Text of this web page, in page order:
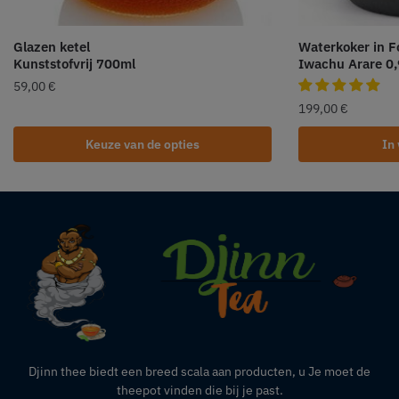
Glazen ketel
Kunststofvrij 700ml
59,00 €
Keuze van de opties
Waterkoker in
Iwachu Arare
199,00 €
In
Djinn thee biedt een breed scala aan producten, u Je moet de
theepot vinden die bij je past.